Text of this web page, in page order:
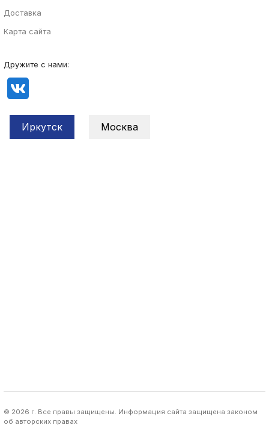
Доставка
Карта сайта
Дружите с нами:
Иркутск Москва
© 2026 г. Все правы защищены. Информация сайта защищена законом
об авторских правах